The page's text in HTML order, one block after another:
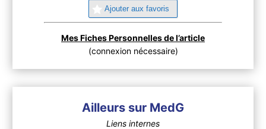
Ajouter aux favoris
Mes Fiches Personnelles de l’article
(connexion nécessaire)
Ailleurs sur MedG
Liens internes